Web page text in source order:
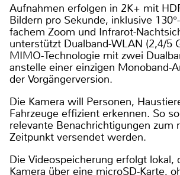
Aufnahmen erfolgen in 2K+ mit
Bildern pro Sekunde, inklusive
fachem Zoom und Infrarot-
unterstützt Dualband-WLAN (2,4/5
MIMO-Technologie mit zwei
anstelle einer einzigen Monoband-
der Vorgängerversion.
Die Kamera will Personen,
Fahrzeuge effizient erkennen. So
relevante Benachrichtigungen zum
Zeitpunkt versendet werden.
Die Videospeicherung erfolgt lokal,
Kamera über eine microSD-Karte,